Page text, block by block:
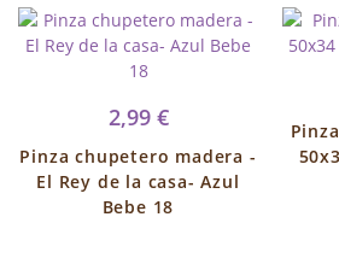
2,99 €
Pinza chupetero madera -
El Rey de la casa- Azul
Bebe 18